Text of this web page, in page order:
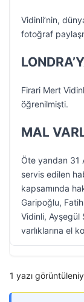
Vidinli’nin,
fotoğraf
Firari Mert
öğrenilmişti.
MAL
Öte yandan 31
servis edilen
kapsamında
Garipoğlu,
Vidinli, Ayşegül
varlıklarına el
1 yazı